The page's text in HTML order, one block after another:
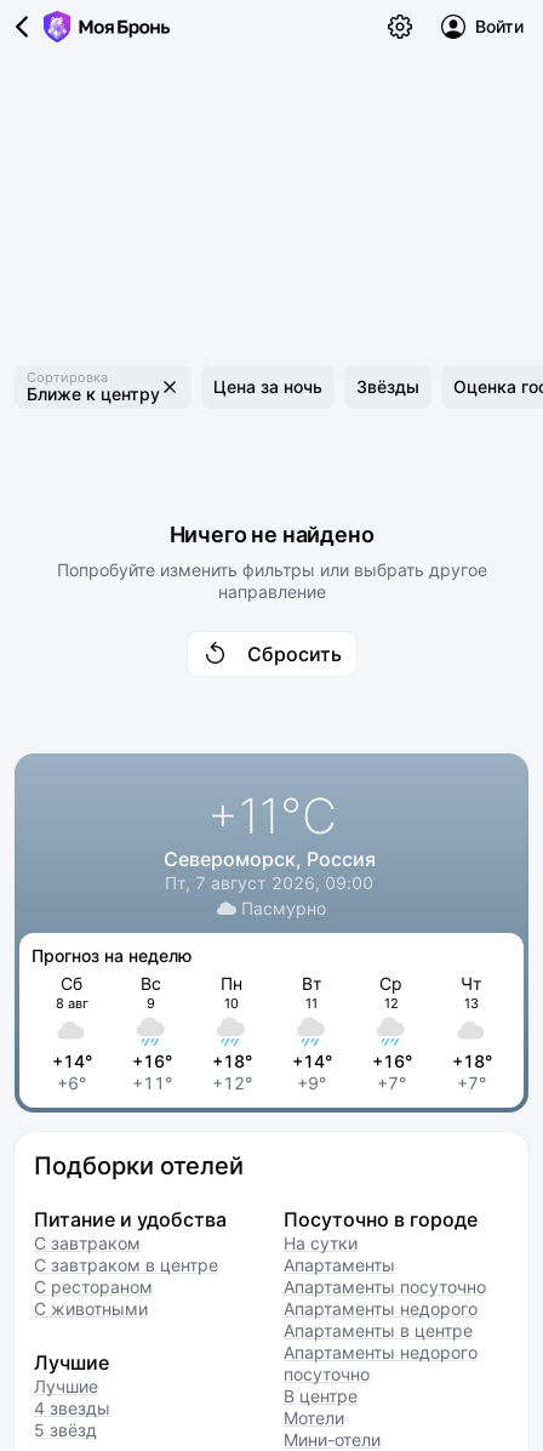
Войти
Сортировка
Ближе к центру Цена за ночь Звёзды Оценка
Ничего не найдено
Попробуйте изменить фильтры или выбрать другое
направление
Сбросить
+11°C
Североморск, Россия
Пт, 7 август 2026, 09:00
Пасмурно
Прогноз на неделю
Сб
8 авг
+14°
+6°
Вс
9
+16°
+11°
Пн
10
+18°
+12°
Вт
11
+14°
+9°
Ср
12
+16°
+7°
Чт
13
+18°
+7°
Подборки отелей
Питание и удобства
С завтраком
С завтраком в центре
С рестораном
С животными
Лучшие
Лучшие
4 звезды
5 звёзд
Посуточно в городе
На сутки
Апартаменты
Апартаменты посуточно
Апартаменты недорого
Апартаменты в центре
Апартаменты недорого
посуточно
В центре
Мотели
Мини-отели